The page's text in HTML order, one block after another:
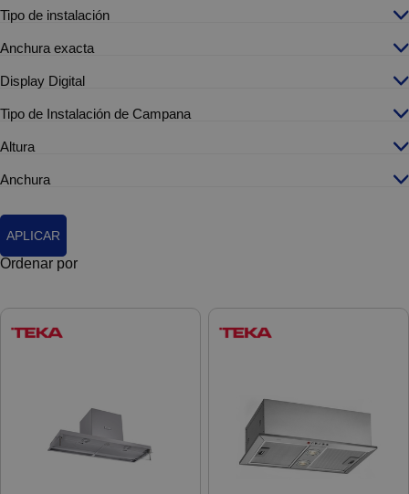
Tipo de instalación
Anchura exacta
Display Digital
Tipo de Instalación de Campana
Altura
Anchura
APLICAR
Ordenar por